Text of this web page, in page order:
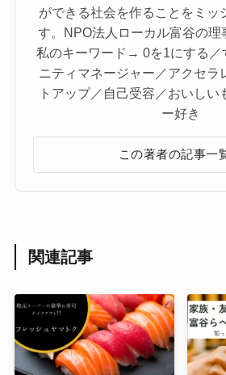
ができる社会を作ることをミッ
す。NPO法人ローカル富谷の理
私のキーワード→ 0を1にする／
ニティマネージャー／アクセラ
トアップ／自己受容／おいしい
ー好き
この著者の記事一
関連記事